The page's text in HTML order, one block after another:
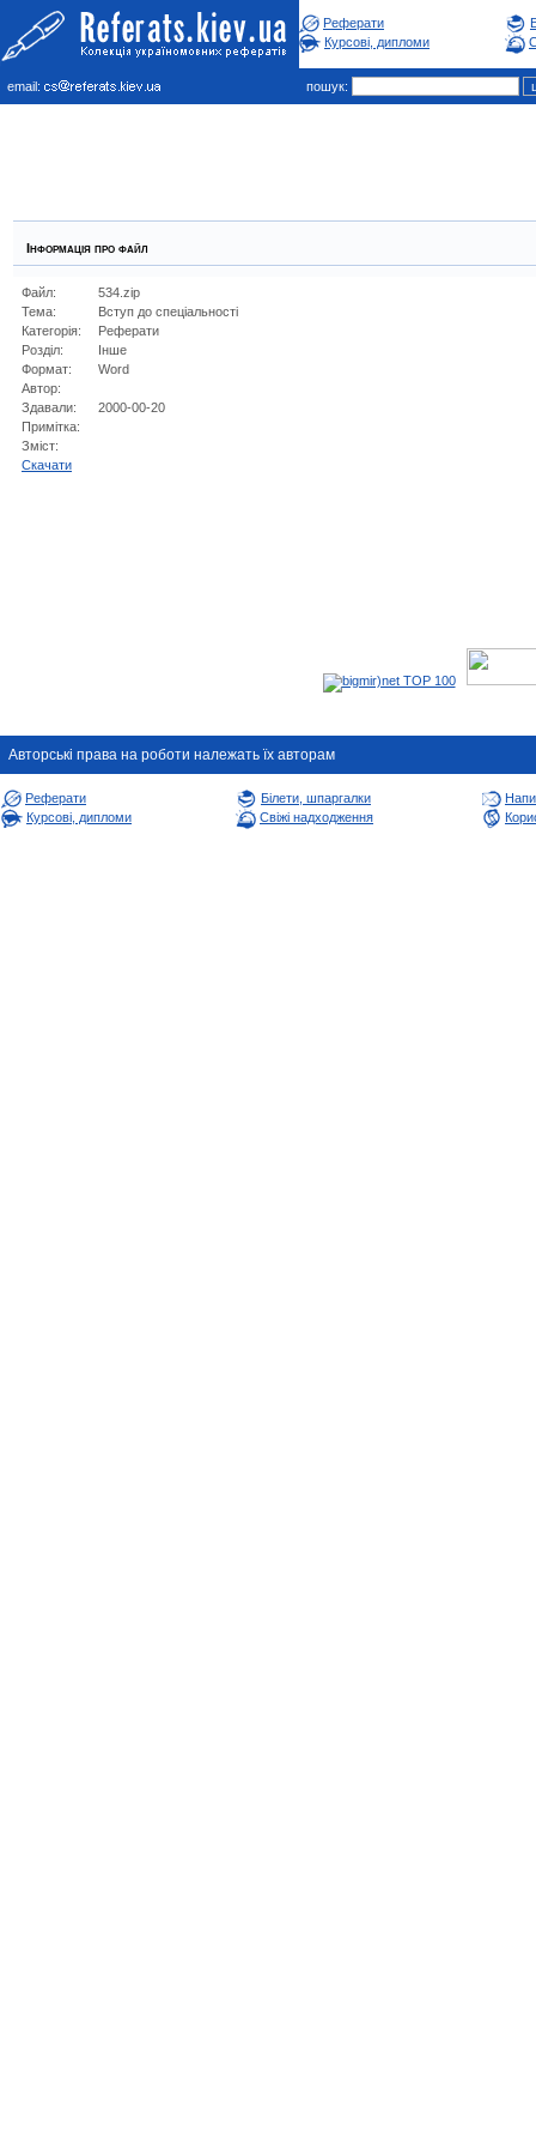
Реферати
Курсові, дипломи
email: пошук:
Інформація про файл
Файл:
534.zip
Тема:
Вступ до спеціальності
Категорія:
Реферати
Розділ:
Інше
Формат:
Word
Автор:
Здавали:
2000-00-20
Примітка:
Зміст:
Cкачати
Авторськi права на роботи належать їх авторам
Реферати Білети, шпаргалки
Курсові, дипломи
Свіжі надходження